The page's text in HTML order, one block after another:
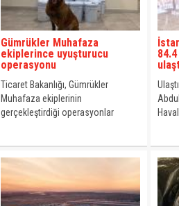
Gümrükler Muhafaza
ekiplerince uyuşturucu
operasyonu
Ticaret Bakanlığı, Gümrükler
Muhafaza ekiplerinin
gerçekleştirdiği operasyonlar
biri